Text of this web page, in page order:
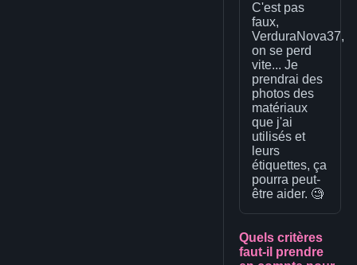
C'est pas
faux,
VerduraNova37,
on se perd
vite... Je
prendrai des
photos des
matériaux
que j'ai
utilisés et
leurs
étiquettes, ça
pourra peut-
être aider. 🧐
Quels critères
faut-il prendre